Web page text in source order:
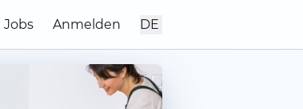
Jobs Anmelden DE